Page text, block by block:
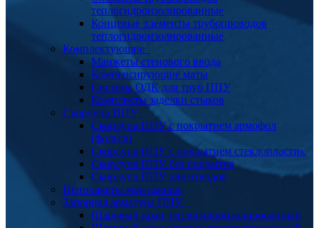
теплогидроизолированные
Концевые элементы трубопроводов
теплогидроизолированные
Комплектующие
Манжеты стенового ввода
Компенсирующие маты
Система ОДК для труб ППУ
Комплекты заделки стыков
Скорлупа ППУ
Скорлупа ППУ с покрытием армофол
(фольга)
Скорлупа ППУ с покрытием стеклопластик
Скорлупа ППУ без покрытия
Скорлупа ППУ для отводов
Пенопакеты монтажные
Запорная арматура ППУ
Шаровый кран теплогидроизолированный